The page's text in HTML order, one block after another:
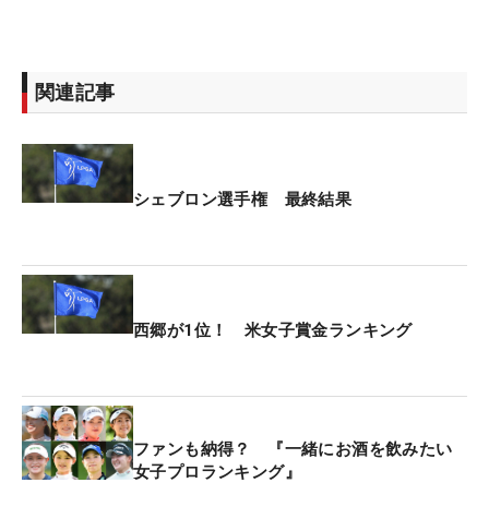
の“セレモニー”はいつから始まったのか。その歴史
を紐解く。
2022年大会までの会場はミッションヒルズCCであ
り、優勝者が飛び込む池は“ポピーズ・ボンド”の愛
ルコット（米国）が飛び込んだのが起源とされる。
その後、94年に大会ホステスだったダイナ・ショア
ス（米国）がショアの死を偲んでジャンプして以
来、毎年の恒例行事となった。
関連記事
シェブロン選手権 最終結果
西郷が1位！ 米女子賞金ランキング
ファンも納得？ 『一緒にお酒を飲みたい
女子プロランキング』